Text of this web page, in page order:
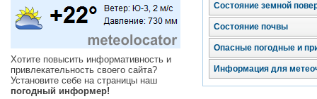
Хотите повысить информативность и
привлекательность своего сайта?
Установите себе на страницы наш
погодный информер!
Состояние земной
Состояние почвы
Опасные погодные и
Информация для